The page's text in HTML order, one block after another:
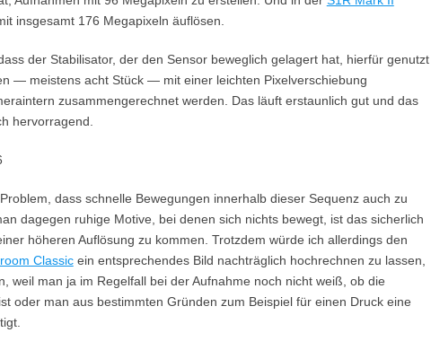
insgesamt 176 Megapixeln äuflösen.
der Stabilisator, der den Sensor beweglich gelagert hat, hierfür genutzt
— meistens acht Stück — mit einer leichten Pixelverschiebung
zusammengerechnet werden. Das läuft erstaunlich gut und das
hervorragend.
dass schnelle Bewegungen innerhalb dieser Sequenz auch zu
dagegen ruhige Motive, bei denen sich nichts bewegt, ist das sicherlich
höheren Auflösung zu kommen. Trotzdem würde ich allerdings den
Classicein entsprechendes Bild nachträglich hochrechnen zu lassen,
weil man ja im Regelfall bei der Aufnahme noch nicht weiß, ob die
oder man aus bestimmten Gründen zum Beispiel für einen Druck eine